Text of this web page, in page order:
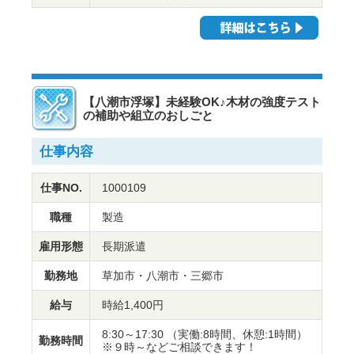
【八潮市浮塚】未経験OK♪木材の強度テスト
の補助や組立のおしごと
仕事内容
仕事NO. 1000109
職種 製造
雇用形態 長期派遣
勤務地 草加市・八潮市・三郷市
給与 時給1,400円
勤務時間
8:30～17:30 （実働:8時間、休憩:1時間）
※９時～などご相談できます！